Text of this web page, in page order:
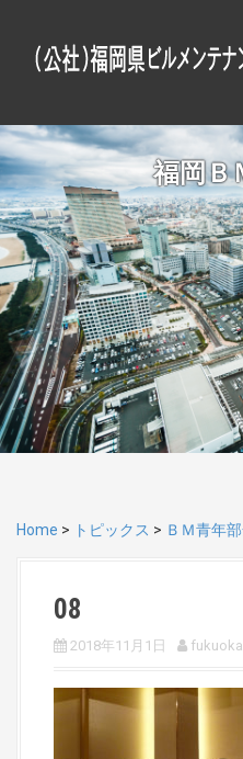
o
c
o
n
t
e
n
t
福岡Ｂ
Home > トピックス > ＢＭ青年
08
2018年11月1日